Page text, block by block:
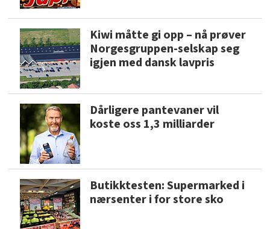
Kiwi måtte gi opp – nå prøver
Norgesgruppen-selskap seg
igjen med dansk lavpris
Dårligere pantevaner vil
koste oss 1,3 milliarder
Butikktesten: Supermarked i
nærsenter i for store sko